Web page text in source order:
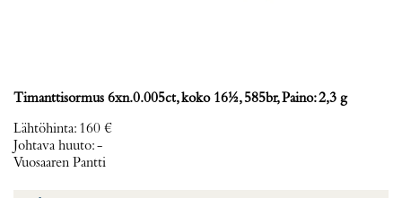
Timanttisormus 6xn.0.005ct, koko 16½, 585br, Paino: 2,3 g
Lähtöhinta: 160 €
Johtava huuto:-
Vuosaaren Pantti